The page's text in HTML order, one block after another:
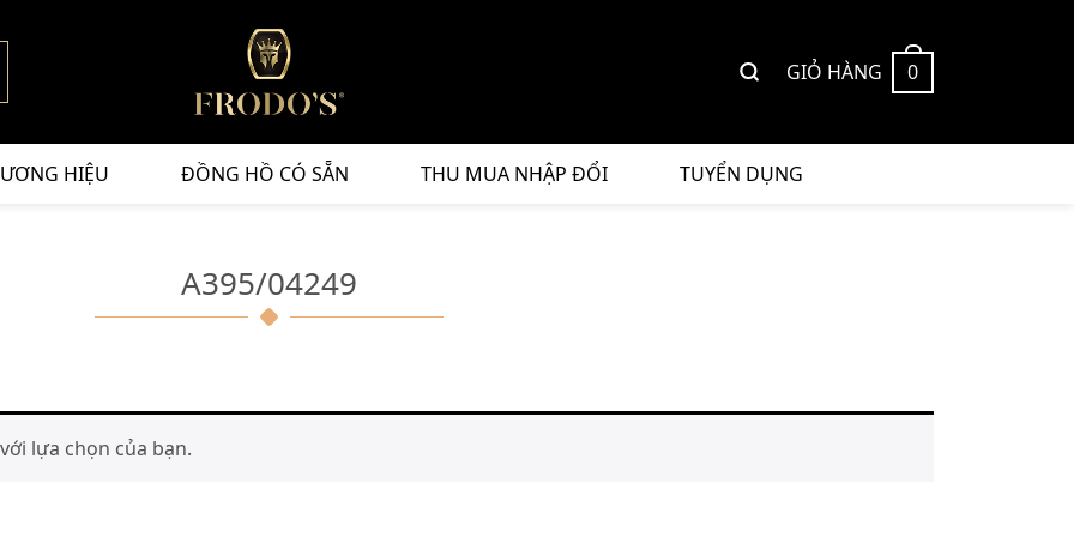
GIỎ HÀNG 0
HIỆU ĐỒNG HỒ CÓ SẴN THU MUA NHẬP ĐỔI TUYỂN DỤNG
A395/04249
lựa chọn của bạn.